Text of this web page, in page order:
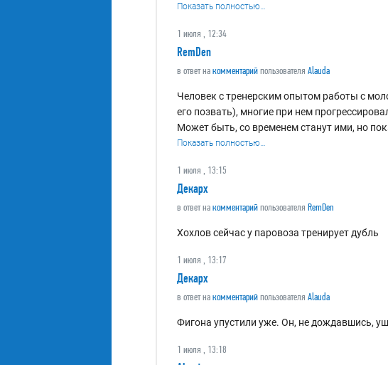
Показать полностью…
1 июля , 12:34
RemDen
в ответ на комментарийпользователя Alauda
Человек с тренерским опытом работы с
его позвать), многие при нем
Может быть, со временем станут ими, но
Показать полностью…
1 июля , 13:15
Декарх
в ответ на комментарийпользователя RemDen
Хохлов сейчас у паровоза тренирует дубль
1 июля , 13:17
Декарх
в ответ на комментарийпользователя Alauda
Фигона упустили уже. Он, не дождавшись,
1 июля , 13:18